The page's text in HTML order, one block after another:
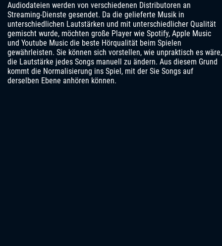
Audiodateien werden von verschiedenen Distributoren an
Streaming-Dienste gesendet. Da die gelieferte Musik in
unterschiedlichen Lautstärken und mit unterschiedlicher Qualität
gemischt wurde, möchten große Player wie Spotify, Apple Music
und Youtube Music die beste Hörqualität beim Spielen
gewährleisten. Sie können sich vorstellen, wie unpraktisch es wäre,
die Lautstärke jedes Songs manuell zu ändern. Aus diesem Grund
kommt die Normalisierung ins Spiel, mit der Sie Songs auf
derselben Ebene anhören können.